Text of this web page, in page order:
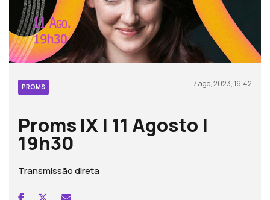
PROMS 7 ago, 2023, 16:42
Proms IX | 11 Agosto |
19h30
Transmissão direta